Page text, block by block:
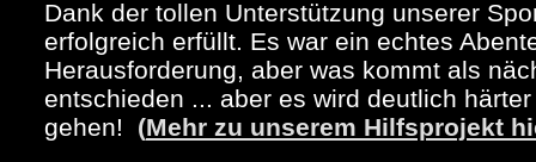
Dank der tollen Unterstützung unserer
erfolgreich erfüllt. Es war ein echtes
Herausforderung, aber was kommt als
entschieden ... aber es wird deutlich
gehen! (Mehr zu unserem Hilfsprojekt